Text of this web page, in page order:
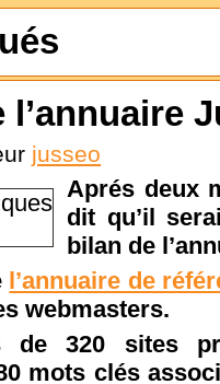
l’annuaire
jusseo
Aprés deux
dit qu’il
bilan de
l’annuaire de
webmasters.
320 sites
mots clés